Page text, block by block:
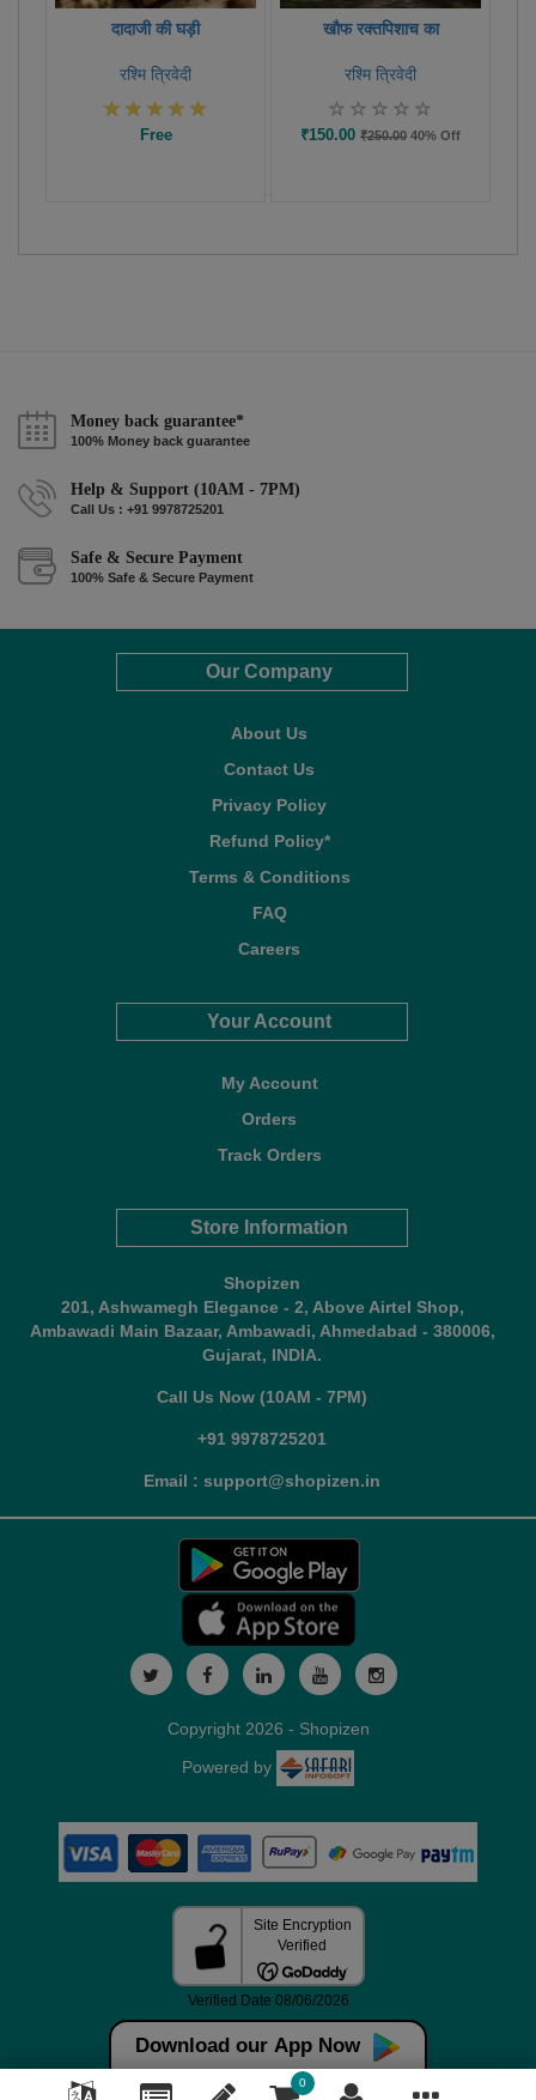
दादाजी की घड़ी
रश्मि त्रिवेदी
Free
खौफ रक्तपिशाच का
रश्मि त्रिवेदी
₹150.00 ₹250.00 40% Off
Money back guarantee*
100% Money back guarantee
Help & Support (10AM - 7PM)
Call Us : +91 9978725201
Safe & Secure Payment
100% Safe & Secure Payment
Our Company
About Us
Contact Us
Privacy Policy
Refund Policy*
Terms & Conditions
FAQ
Careers
Your Account
My Account
Orders
Track Orders
Store Information
Shopizen
201, Ashwamegh Elegance - 2, Above Airtel Shop,
Ambawadi Main Bazaar, Ambawadi, Ahmedabad - 380006,
Gujarat, INDIA.
Call Us Now (10AM - 7PM)
+91 9978725201
Email : support@shopizen.in
Download our App Now
0
Copyright 2026 - Shopizen
Powered by